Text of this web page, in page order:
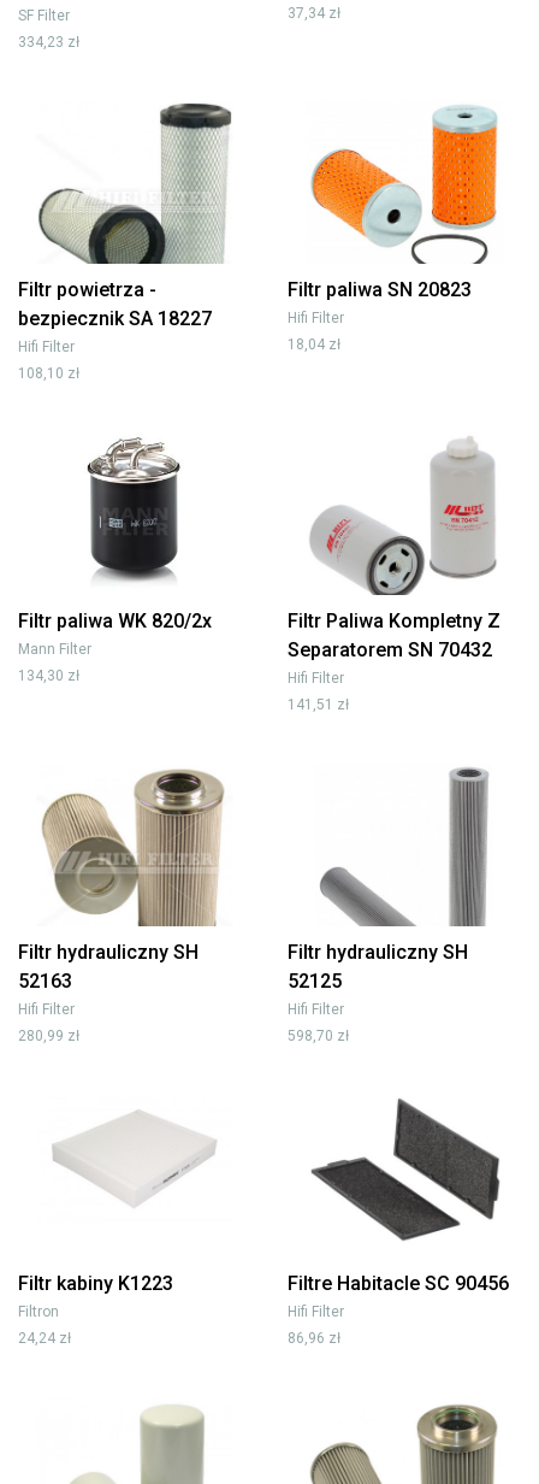
SF Filter
334,23 zł
37,34 zł
Filtr powietrza -
bezpiecznik SA 18227
Hifi Filter
108,10 zł
Filtr paliwa SN 20823
Hifi Filter
18,04 zł
Filtr paliwa WK 820/2x
Mann Filter
134,30 zł
Filtr Paliwa Kompletny Z
Separatorem SN 70432
Hifi Filter
141,51 zł
Filtr hydrauliczny SH
52163
Hifi Filter
280,99 zł
Filtr hydrauliczny SH
52125
Hifi Filter
598,70 zł
Filtr kabiny K1223
Filtron
24,24 zł
Filtre Habitacle SC 90456
Hifi Filter
86,96 zł